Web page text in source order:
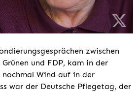
zwischen
und FDP, kam in der
nochmal Wind auf in der
war der Deutsche Pflegetag, der